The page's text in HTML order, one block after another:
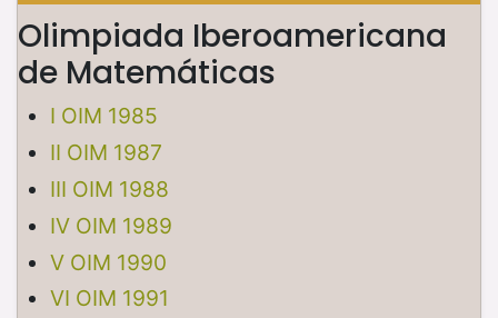
Olimpiada Iberoamericana
de Matemáticas
I OIM 1985
II OIM 1987
III OIM 1988
IV OIM 1989
V OIM 1990
VI OIM 1991